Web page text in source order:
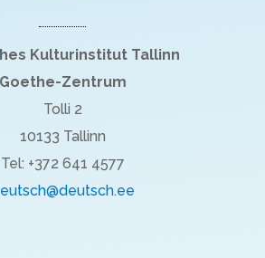
Kulturinstitut Tallinn
Goethe-Zentrum
Tolli 2
10133 Tallinn
Tel: +372 641 4577